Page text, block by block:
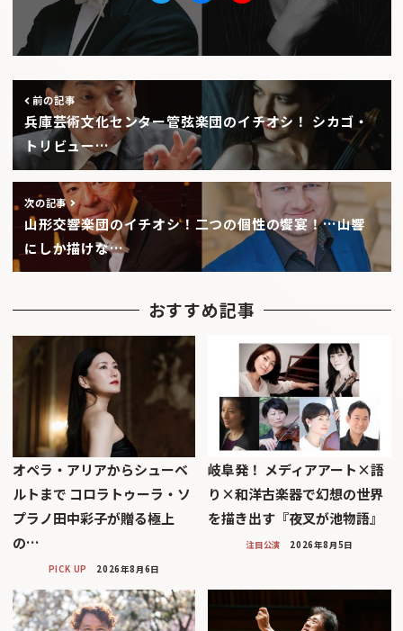
前の記事
兵庫芸術文化センター管弦楽団のイチオシ！ シカゴ・
トリビュー…
次の記事
山形交響楽団のイチオシ！二つの個性の饗宴！…山響
にしか描けな…
おすすめ記事
オペラ・アリアからシューベ
ルトまで コロラトゥーラ・ソ
プラノ田中彩子が贈る極上
の…
PICK UP 2026年8月6日
岐阜発！ メディアアート×語
り×和洋古楽器で幻想の世界
を描き出す『夜叉が池物語』
注目公演 2026年8月5日